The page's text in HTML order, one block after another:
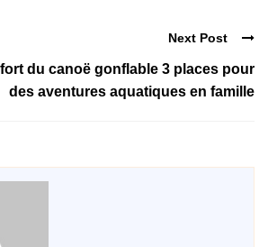
Next Post
du canoë gonflable 3 places pour
des aventures aquatiques en famille